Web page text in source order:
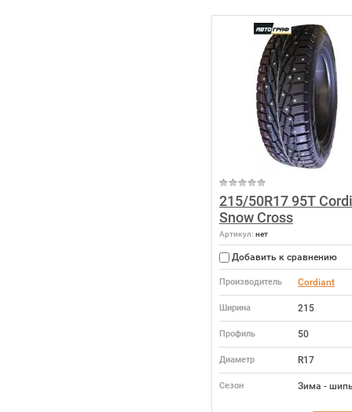
215/50R17 95T
Snow Cross
Артикул: нет
Добавить к сравнению
Производитель Cordiant
Ширина 215
Профиль 50
Диаметр R17
Сезон Зима -